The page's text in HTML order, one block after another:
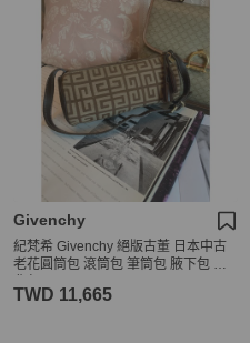
Givenchy
紀梵希 Givenchy 絕版古董 日本中古
老花圓筒包 滾筒包 筆筒包 腋下包 側
TWD 11,665